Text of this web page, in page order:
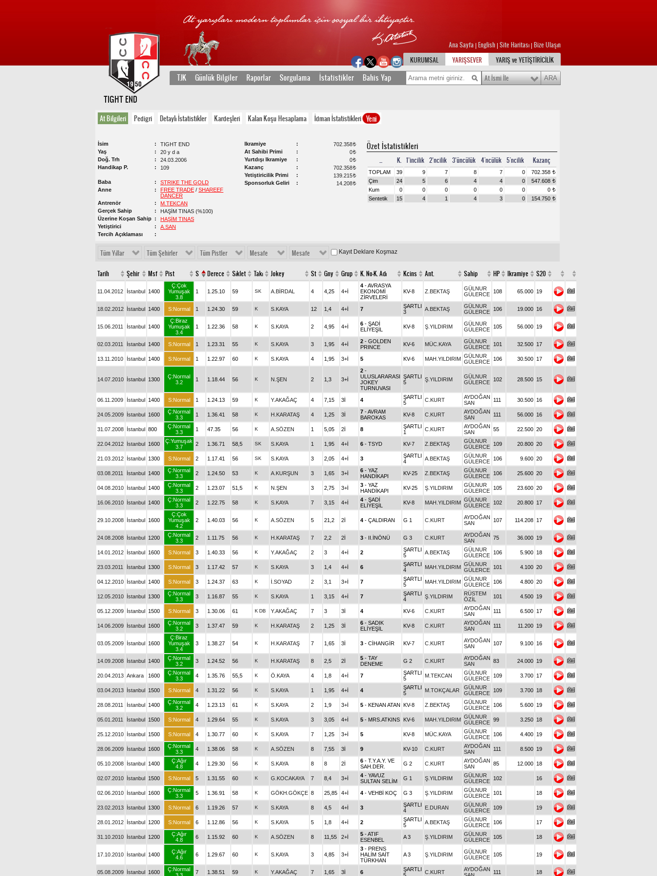
Ana Sayfa English Site Haritası Bize Ulaşın
KURUMSAL
YARIŞSEVER YARIŞ ve YETİŞTİRİCİLİK
TJK Günlük Bilgiler Raporlar Sorgulama İstatistikler Bahis Yap At İsmi İle
TIGHT END
At Bilgileri Pedigri Detaylı İstatistikler Kardeşleri Kalan Koşu Hesaplama İdman İstatistikleri Yeni
İsim
TIGHT END
Yaş
20 y d a
Doğ. Trh
24.03.2006
Handikap P.
109
Baba
STRIKE THE GOLD
Anne
FREE TRADE / SHAREEF
DANCER
Antrenör
M.TEKCAN
Gerçek Sahip
HAŞİM TINAS (%100)
Üzerine Koşan Sahip
HAŞİM TINAS
Yetiştirici
A.SAN
Tercih Açıklaması
Ikramiye 702.358t
At Sahibi Primi 0t
Yurtdışı Ikramiye 0t
Kazanç 702.358t
Yetiştiricilik Primi 139.215t
Sponsorluk Geliri 14.208t
Özet İstatistikleri
... K. 1’incilik 2’ncilik 3’üncülük 4'ncülük 5'ncilik Kazanç
TOPLAM 39 9 7 8 7 0 702.358 t
Çim 24 5 6 4 4 0 547.608 t
Kum 0 0 0 0 0 0 0 t
Sentetik 15 4 1 4 3 0 154.750 t
Tüm Yıllar Tüm Şehirler Tüm Pistler Mesafe Mesafe Kayıt Deklare Koşmaz
Tarih Şehir Msf Pist S Derece Sıklet Takı Jokey St Gny Grup K. No-K. Adı Kcins Ant. Sahip HP Ikramiye S20
11.04.2012 İstanbul 1400
Ç:Çok
Yumuşak
3.8
1 1.25.10 59 SK A.BİRDAL 4 4,25 4+İ
4 - AVRASYA
EKONOMİ
ZİRVELERİ
KV-8 Z.BEKTAŞ
GÜLNUR
GÜLERCE
108 65.000 19
18.02.2012 İstanbul 1400 S:Normal 1 1.24.30 59 K S.KAYA 12 1,4 4+İ 7
ŞARTLI
3
A.BEKTAŞ
GÜLNUR
GÜLERCE
106 19.000 16
15.06.2011 İstanbul 1400
Ç:Biraz
Yumuşak
3.4
1 1.22.36 58 K S.KAYA 2 4,95 4+İ 6 - ŞADİ
ELİYEŞİL
KV-8 Ş.YILDIRIM
GÜLNUR
GÜLERCE
105 56.000 19
02.03.2011 İstanbul 1400 S:Normal 1 1.23.31 55 K S.KAYA 3 1,95 4+İ 2 - GOLDEN
PRINCE
KV-6 MÜC.KAYA
GÜLNUR
GÜLERCE
101 32.500 17
13.11.2010 İstanbul 1400 S:Normal 1 1.22.97 60 K S.KAYA 4 1,95 3+İ 5 KV-6 MAH.YILDIRIM GÜLNUR
GÜLERCE
106 30.500 17
14.07.2010 İstanbul 1300
Ç:Normal
3.2
1 1.18.44 56 K N.ŞEN 2 1,3 3+İ
2 -
ULUSLARARASI
JOKEY
TURNUVASI
ŞARTLI
5
Ş.YILDIRIM
GÜLNUR
GÜLERCE
102 28.500 15
06.11.2009 İstanbul 1400 S:Normal 1 1.24.13 59 K Y.AKAĞAÇ 4 7,15 3İ 4
ŞARTLI
5
C.KURT
AYDOĞAN
SAN
111 30.500 16
24.05.2009 İstanbul 1600
Ç:Normal
3.3
1 1.36.41 58 K H.KARATAŞ 4 1,25 3İ 7 - AVRAM
BAROKAS
KV-8 C.KURT
AYDOĞAN
SAN
111 56.000 16
31.07.2008 İstanbul 800
Ç:Normal
3.3
1 47.35 56 K A.SÖZEN 1 5,05 2İ 8
ŞARTLI
1
C.KURT
AYDOĞAN
SAN
55 22.500 20
22.04.2012 İstanbul 1600
Ç:Yumuşak
3.7
2 1.36.71 58,5 SK S.KAYA 1 1,95 4+İ 6 - TSYD KV-7 Z.BEKTAŞ
GÜLNUR
GÜLERCE
109 20.800 20
21.03.2012 İstanbul 1300 S:Normal 2 1.17.41 56 SK S.KAYA 3 2,05 4+İ 3
ŞARTLI
4
A.BEKTAŞ
GÜLNUR
GÜLERCE
106 9.600 20
03.08.2011 İstanbul 1400
Ç:Normal
3.3
2 1.24.50 53 K A.KURŞUN 3 1,65 3+İ 6 - YAZ
HANDİKAPI
KV-25 Z.BEKTAŞ
GÜLNUR
GÜLERCE
106 25.600 20
04.08.2010 İstanbul 1400
Ç:Normal
3.3
2 1.23.07 51,5 K N.ŞEN 3 2,75 3+İ 3 - YAZ
HANDİKAPI
KV-25 Ş.YILDIRIM
GÜLNUR
GÜLERCE
105 23.600 20
16.06.2010 İstanbul 1400
Ç:Normal
3.3
2 1.22.75 58 K S.KAYA 7 3,15 4+İ 4 - ŞADİ
ELİYEŞİL
KV-8 MAH.YILDIRIM GÜLNUR
GÜLERCE
102 20.800 17
29.10.2008 İstanbul 1600
Ç:Çok
Yumuşak
4.2
2 1.40.03 56 K A.SÖZEN 5 21,2 2İ 4 - ÇALDIRAN G 1 C.KURT
AYDOĞAN
SAN
107 114.208 17
24.08.2008 İstanbul 1200
Ç:Normal
3.3
2 1.11.75 56 K H.KARATAŞ 7 2,2 2İ 3 - II.İNÖNÜ G 3 C.KURT
AYDOĞAN
SAN
75 36.000 19
14.01.2012 İstanbul 1600 S:Normal 3 1.40.33 56 K Y.AKAĞAÇ 2 3 4+İ 2
ŞARTLI
5
A.BEKTAŞ
GÜLNUR
GÜLERCE
106 5.900 18
23.03.2011 İstanbul 1300 S:Normal 3 1.17.42 57 K S.KAYA 3 1,4 4+İ 6
ŞARTLI
4
MAH.YILDIRIM GÜLNUR
GÜLERCE
101 4.100 20
04.12.2010 İstanbul 1400 S:Normal 3 1.24.37 63 K İ.SOYAD 2 3,1 3+İ 7
ŞARTLI
5
MAH.YILDIRIM GÜLNUR
GÜLERCE
106 4.800 20
12.05.2010 İstanbul 1300
Ç:Normal
3.3
3 1.16.87 55 K S.KAYA 1 3,15 4+İ 7
ŞARTLI
4
Ş.YILDIRIM
RÜSTEM
ÖZİL
101 4.500 19
05.12.2009 İstanbul 1500 S:Normal 3 1.30.06 61 K DB Y.AKAĞAÇ 7 3 3İ 4 KV-6 C.KURT
AYDOĞAN
SAN
111 6.500 17
14.06.2009 İstanbul 1600
Ç:Normal
3.2
3 1.37.47 59 K H.KARATAŞ 2 1,25 3İ 6 - SADIK
ELİYEŞİL
KV-8 C.KURT
AYDOĞAN
SAN
111 11.200 19
03.05.2009 İstanbul 1600
Ç:Biraz
Yumuşak
3.4
3 1.38.27 54 K H.KARATAŞ 7 1,65 3İ 3 - CİHANGİR KV-7 C.KURT
AYDOĞAN
SAN
107 9.100 16
14.09.2008 İstanbul 1400
Ç:Normal
3.2
3 1.24.52 56 K H.KARATAŞ 8 2,5 2İ 5 - TAY
DENEME
G 2 C.KURT
AYDOĞAN
SAN
83 24.000 19
20.04.2013 Ankara 1600
Ç:Normal
3.3
4 1.35.76 55,5 K Ö.KAYA 4 1,8 4+İ 7
ŞARTLI
5
M.TEKCAN
GÜLNUR
GÜLERCE
109 3.700 17
03.04.2013 İstanbul 1500 S:Normal 4 1.31.22 56 K S.KAYA 1 1,95 4+İ 4
ŞARTLI
5
M.TOKÇALAR
GÜLNUR
GÜLERCE
109 3.700 18
28.08.2011 İstanbul 1400
Ç:Normal
3.2
4 1.23.13 61 K S.KAYA 2 1,9 3+İ 5 - KENAN ATAN KV-8 Z.BEKTAŞ
GÜLNUR
GÜLERCE
106 5.600 19
05.01.2011 İstanbul 1500 S:Normal 4 1.29.64 55 K S.KAYA 3 3,05 4+İ 5 - MRS.ATKINS KV-6 MAH.YILDIRIM GÜLNUR
GÜLERCE 99 3.250 18
25.12.2010 İstanbul 1500 S:Normal 4 1.30.77 60 K S.KAYA 7 1,25 3+İ 5 KV-8 MÜC.KAYA
GÜLNUR
GÜLERCE
106 4.400 19
28.06.2009 İstanbul 1600
Ç:Normal
3.3
4 1.38.06 58 K A.SÖZEN 8 7,55 3İ 9 KV-10 C.KURT
AYDOĞAN
SAN
111 8.500 19
05.10.2008 İstanbul 1400
Ç:Ağır
4.8
4 1.29.30 56 K S.KAYA 8 8 2İ 6 - T.Y.A.Y. VE
SAH.DER.
G 2 C.KURT
AYDOĞAN
SAN
85 12.000 18
02.07.2010 İstanbul 1500 S:Normal 5 1.31.55 60 K G.KOCAKAYA 7 8,4 3+İ 4 - YAVUZ
SULTAN SELİM
G 1 Ş.YILDIRIM
GÜLNUR
GÜLERCE
102 16
02.06.2010 İstanbul 1600
Ç:Normal
3.3
5 1.36.91 58 K GÖKH.GÖKÇE 8 25,85 4+İ 4 - VEHBİ KOÇ G 3 Ş.YILDIRIM
GÜLNUR
GÜLERCE
101 18
23.02.2013 İstanbul 1300 S:Normal 6 1.19.26 57 K S.KAYA 8 4,5 4+İ 3
ŞARTLI
4
E.DURAN
GÜLNUR
GÜLERCE
109 19
28.01.2012 İstanbul 1200 S:Normal 6 1.12.86 56 K S.KAYA 5 1,8 4+İ 2
ŞARTLI
5
A.BEKTAŞ
GÜLNUR
GÜLERCE
106 17
31.10.2010 İstanbul 1200
Ç:Ağır
4.8
6 1.15.92 60 K A.SÖZEN 8 11,55 2+İ 5 - ATIF
ESENBEL
A 3 Ş.YILDIRIM
GÜLNUR
GÜLERCE
105 18
17.10.2010 İstanbul 1400
Ç:Ağır
4.6
6 1.29.67 60 K S.KAYA 3 4,85 3+İ
3 - PRENS
HALİM SAİT
TÜRKHAN
A 3 Ş.YILDIRIM
GÜLNUR
GÜLERCE
105 19
05.08.2009 İstanbul 1600
Ç:Normal
7 1.38.51 59 K Y.AKAĞAÇ 7 1,65 3İ 6
ŞARTLI C.KURT
AYDOĞAN
111 18